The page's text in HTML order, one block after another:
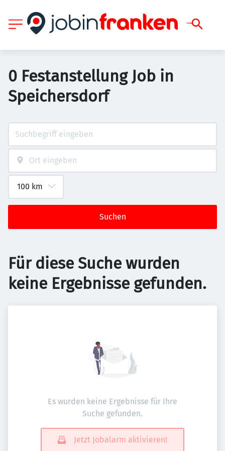
0 Festanstellung Job in
Speichersdorf
Suchen
Für diese Suche wurden
keine Ergebnisse gefunden.
Es wurden keine Ergebnisse für Ihre
Suche gefunden.
Jetzt Jobalarm aktivieren!